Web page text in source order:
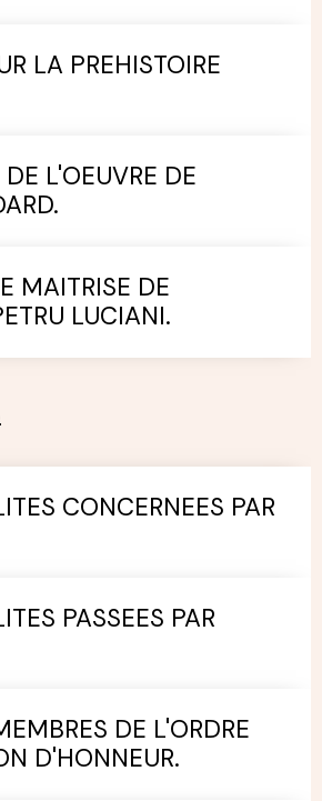
LA PREHISTOIRE
L'OEUVRE DE
MAITRISE DE
LUCIANI.
CONCERNEES PAR
PASSEES PAR
DE L'ORDRE
D'HONNEUR.